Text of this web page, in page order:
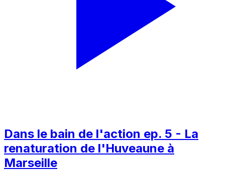
Dans le bain de l'action ep. 5 - La
renaturation de l'Huveaune à
Marseille